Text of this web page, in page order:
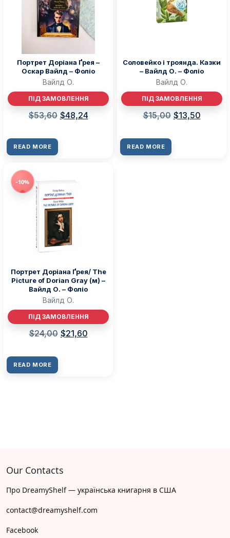
Портрет Доріана Ґрея –
Оскар Вайлд – Фоліо
Вайлд О.
ПІД ЗАМОВЛЕННЯ
$53,60 $48,24
READ MORE
Соловейко і троянда. Казки
– Вайлд О. – Фоліо
Вайлд О.
ПІД ЗАМОВЛЕННЯ
$15,00 $13,50
READ MORE
-10%
Портрет Доріана Ґрея/ The
Picture of Dorian Gray (м) –
Вайлд О. – Фоліо
Вайлд О.
ПІД ЗАМОВЛЕННЯ
$24,00 $21,60
READ MORE
Our Contacts
Про DreamyShelf — українська книгарня в США
contact@dreamyshelf.com
Facebook